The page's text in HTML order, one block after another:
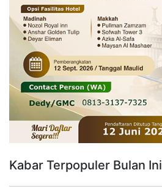
Kabar Terpopuler Bulan Ini